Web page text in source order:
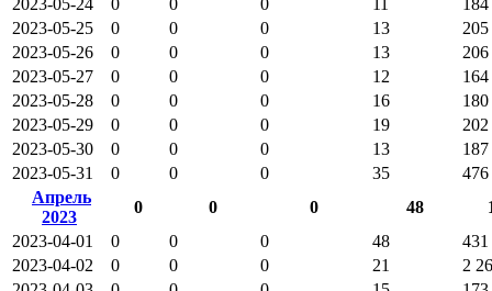
2023-05-25
0 0 0 13
205
2023-05-26
0 0 0 13
206
2023-05-27
0 0 0 12
164
2023-05-28
0 0 0 16
180
2023-05-29
0 0 0 19
202
2023-05-30
0 0 0 13
187
2023-05-31
0 0 0 35
476
Апрель
2023
0 0 0 48
2023-04-01
0 0 0 48
431
2023-04-02
0 0 0 21
2